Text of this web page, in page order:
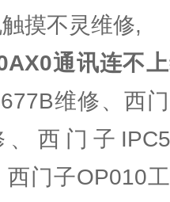
摸不灵维修,
通讯连不
维修、西
、西门子
西门子OP010